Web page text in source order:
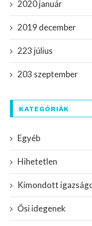
2020 január
2019 december
223 július
203 szeptember
KATEGÓRIÁK
Egyéb
Hihetetlen
Kimondott
Ősi idegenek